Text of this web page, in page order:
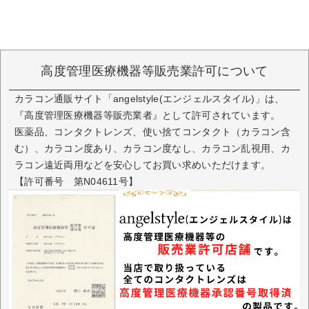
高度管理医療機器等販売業許可について
カラコン通販サイト「angelstyle(エンジェルスタイル)」は、
『高度管理医療機器等販売業者』として許可されています。
医薬品、コンタクトレンズ、使い捨てコンタクト（カラコン含
む）、カラコン度あり、カラコン度なし、カラコン乱視用、カ
ラコン遠近両用などを安心してお買い求めいただけます。
【許可番号 第N04611号】